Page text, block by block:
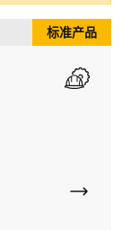
标准产品